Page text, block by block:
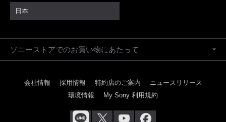
日本
ソニーストアでのお買い物にあたって
会社情報 採用情報 特約店のご案内
ニュースリリース
環境情報
My Sony 利用規約